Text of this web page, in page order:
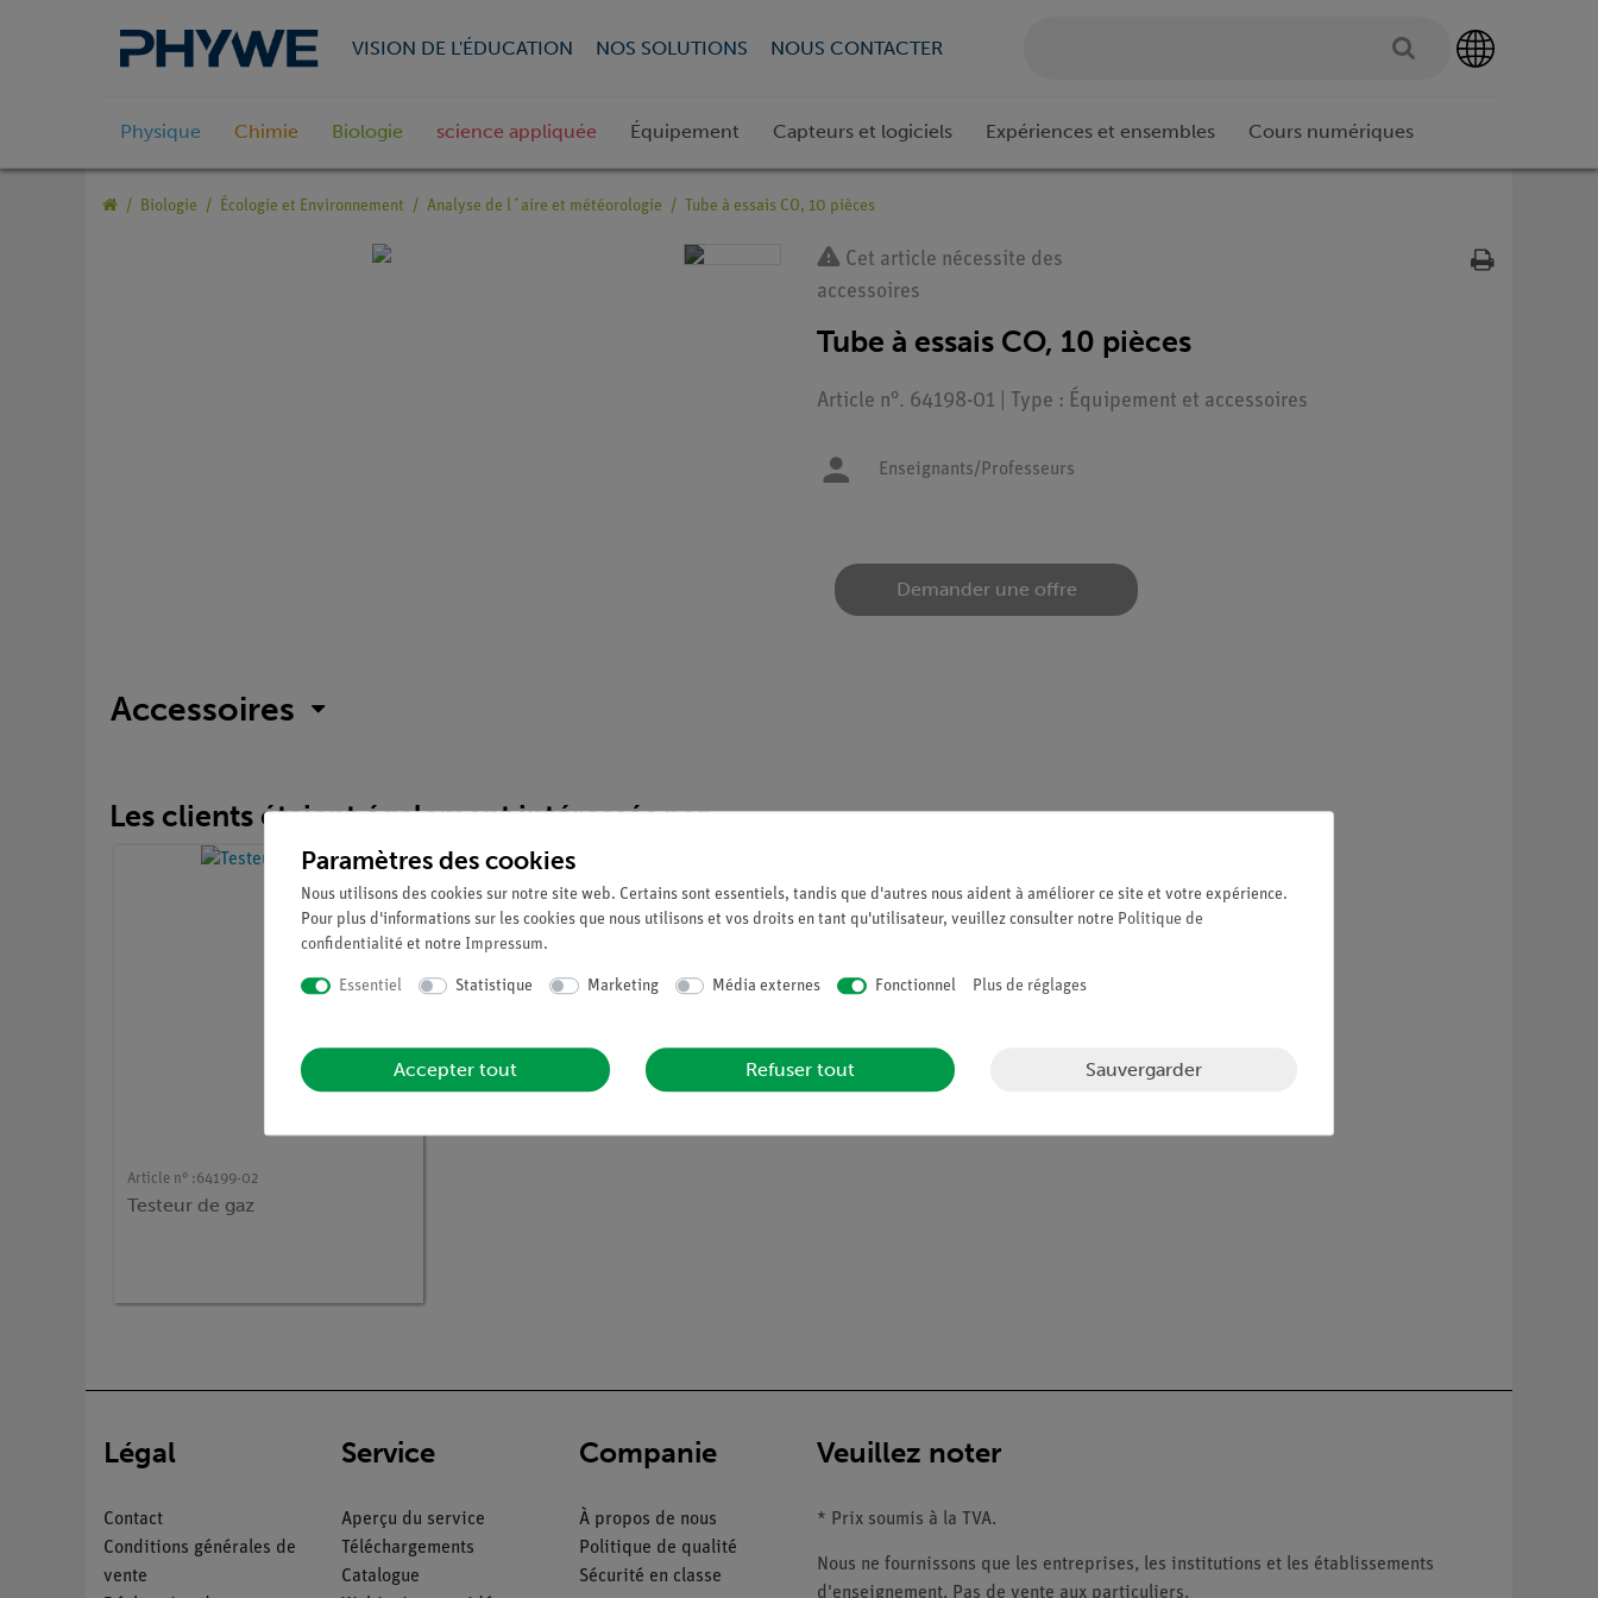
VISION DE L'ÉDUCATION NOS SOLUTIONS NOUS CONTACTER
Physique Chimie Biologie science appliquée Équipement Capteurs et logiciels Expériences et ensembles Cours numériques
Biologie Écologie et Environnement Analyse de l´aire et météorologie Tube à essais CO, 10 pièces
Cet article nécessite des
accessoires
Tube à essais CO, 10 pièces
Article n°. 64198-01 | Type : Équipement et accessoires
Enseignants/Professeurs
Demander une offre
Accessoires
Les clients étaient également intéressés par...
Article n° :64199-02
Testeur de gaz
Légal
Contact
Conditions générales de
vente
Service
Aperçu du service
Téléchargements
Catalogue
Companie
À propos de nous
Politique de qualité
Sécurité en classe
Veuillez noter
* Prix soumis à la TVA.
Nous ne fournissons que les entreprises, les institutions et les établissements
d'enseignement. Pas de vente aux particuliers.
Paramètres des cookies
Nous utilisons des cookies sur notre site web. Certains sont essentiels, tandis que d'autres nous aident à améliorer ce site et votre expérience.
Pour plus d'informations sur les cookies que nous utilisons et vos droits en tant qu'utilisateur, veuillez consulter notre Politique de
confidentialité et notre Impressum.
Essentiel Statistique Marketing Média externes Fonctionnel Plus de réglages
Accepter tout Refuser tout Sauvergarder